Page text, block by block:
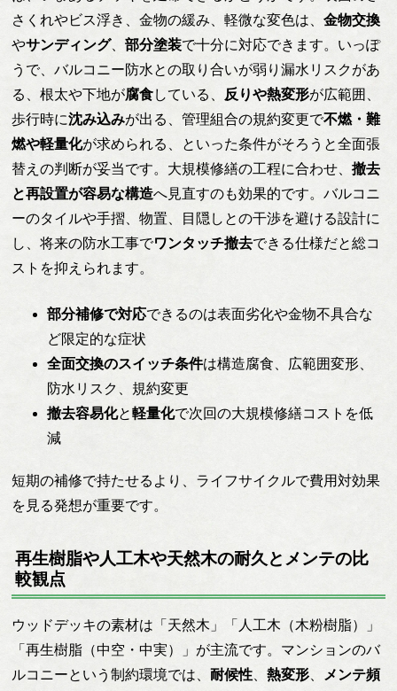
さくれやビス浮き、金物の緩み、軽微な変色は、金物交換
やサンディング、部分塗装で十分に対応できます。いっぽ
うで、バルコニー防水との取り合いが弱り漏水リスクがあ
る、根太や下地が腐食している、 反りや熱変形が広範囲、
歩行時に沈み込みが出る、管理組合の規約変更で不燃・難
燃や軽量化が求められる、といった条件がそろうと全面張
替えの判断が妥当です。大規模修繕の工程に合わせ、撤去
と再設置が容易な構造へ見直すのも効果的です。バルコニ
ーのタイルや手摺、物置、目隠しとの干渉を避ける設計に
し、将来の防水工事でワンタッチ撤去できる仕様だと総コ
ストを抑えられます。
部分補修で対応できるのは表面劣化や金物不具合な
ど限定的な症状
全面交換のスイッチ条件は構造腐食、広範囲変形、
防水リスク、規約変更
撤去容易化と軽量化で次回の大規模修繕コストを低
減
短期の補修で持たせるより、ライフサイクルで費用対効果
を見る発想が重要です。
再生樹脂や人工木や天然木の耐久とメンテの比
較観点
ウッドデッキの素材は「天然木」「人工木（木粉樹脂）」
「再生樹脂（中空・中実）」が主流です。マンションのバ
ルコニーという制約環境では、耐候性、熱変形
メンテ頻